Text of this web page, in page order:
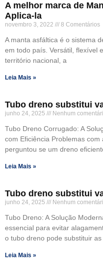
A melhor marca de
Aplica-la
novembro 3, 2022 8 Comentários
A manta asfáltica é o sistema
em todo país. Versátil, flexível
território nacional, a
Leia Mais »
Tubo dreno substitui
junho 24, 2025 Nenhum
Tubo Dreno Corrugado: A
com Eficiência Problemas
perguntou se um dreno
Leia Mais »
Tubo dreno substitui
junho 24, 2025 Nenhum
Tubo Dreno: A Solução
essencial para evitar
o tubo dreno pode substituir
Leia Mais »